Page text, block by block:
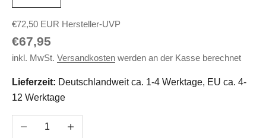
€72,50 EUR Hersteller-UVP
Angebot
€67,95
inkl. MwSt. Versandkosten werden an der Kasse berechnet
Lieferzeit: Deutschlandweit ca. 1-4 Werktage, EU ca. 4-
12 Werktage
Anzahl verringernAnzahl erhöhen